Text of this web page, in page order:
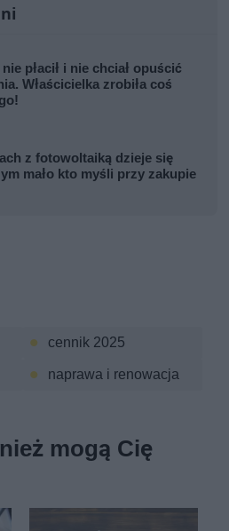
nie płacił i nie chciał opuścić
Właścicielka zrobiła coś
z fotowoltaiką dzieje się
mało kto myśli przy zakupie
cennik 2025
naprawa i renowacja
mogą Cię